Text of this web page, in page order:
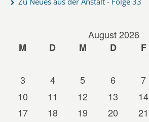
August 2026
M
D M D F
3
4 5 6 7
10
11 12 13 14
17
18 19 20 21